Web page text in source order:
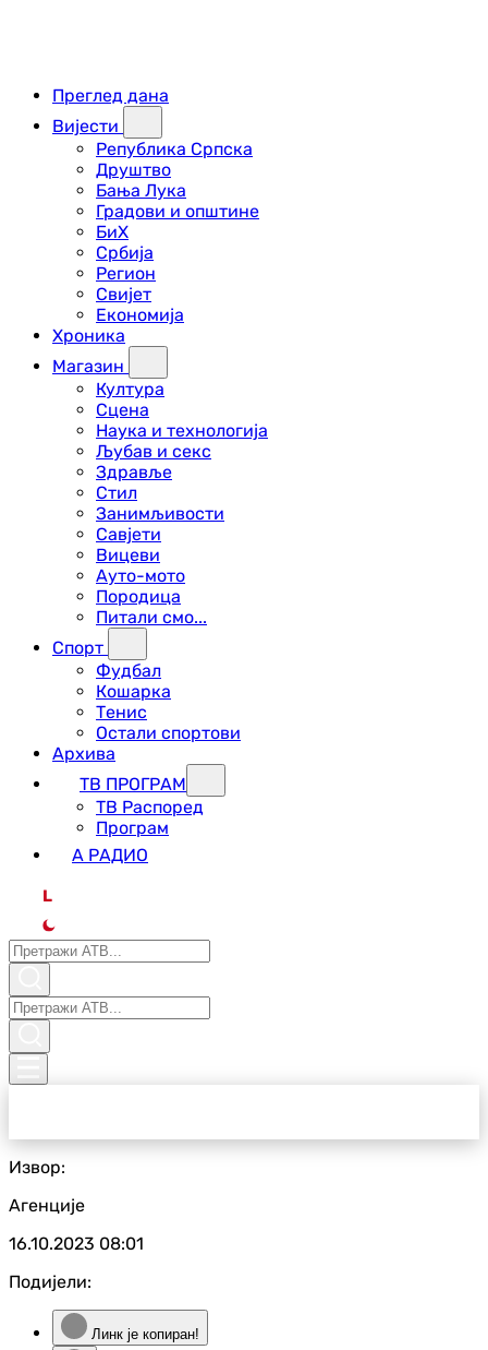
Преглед дана
Вијести
Република Српска
Друштво
Бања Лука
Градови и општине
БиХ
Србија
Регион
Свијет
Економија
Хроника
Магазин
Култура
Сцена
Наука и технологија
Љубав и секс
Здравље
Стил
Занимљивости
Савјети
Вицеви
Ауто-мото
Породица
Питали смо...
Спорт
Фудбал
Кошарка
Тенис
Остали спортови
Архива
ТВ ПРОГРАМ
ТВ Распоред
Програм
А РАДИО
L
Извор:
Агенције
16.10.2023 08:01
Подијели:
Линк је копиран!